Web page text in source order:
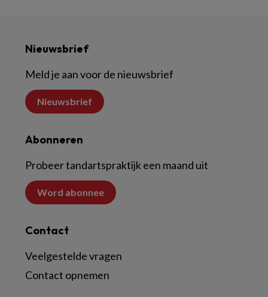
Nieuwsbrief
Meld je aan voor de nieuwsbrief
Nieuwsbrief
Abonneren
Probeer tandartspraktijk een maand uit
Word abonnee
Contact
Veelgestelde vragen
Contact opnemen